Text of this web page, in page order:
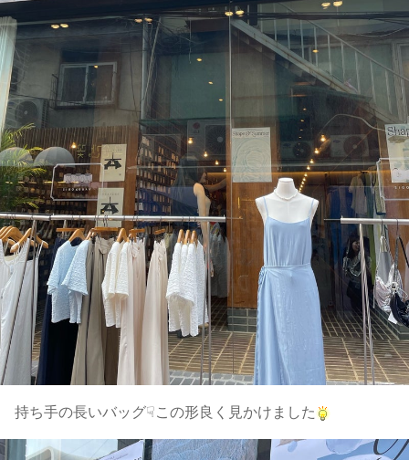
持ち手の長いバッグ☟この形良く見かけました